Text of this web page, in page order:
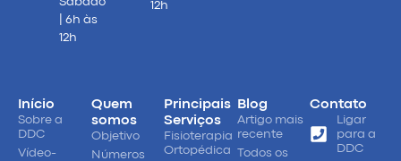
| 6h às
12h
12h
Início
Sobre a
DDC
Vídeo-
Quem
somos
Objetivo
Números
Principais
Serviços
Fisioterapia
Ortopédica
Blog
Artigo mais
recente
Todos os
Contato
Ligar
para a
DDC